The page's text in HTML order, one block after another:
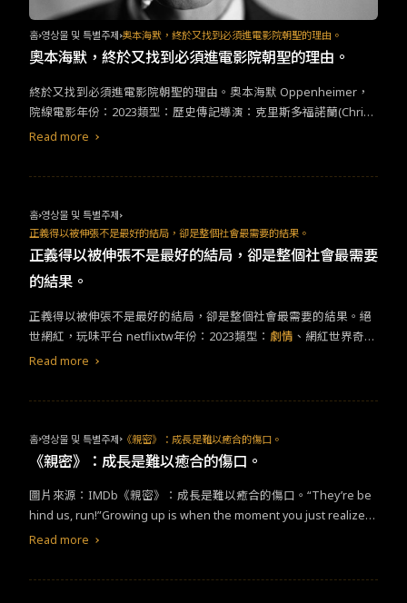
沒有什麼廢話，好幾句都讓人深思。配上雷光夏的音樂，整體氛圍
充滿了文學性。雖然不是那麼吊書袋，但台詞的文學感讓我想到最
近看的《喜歡你、愛上你、逃離你》。在美之中，蘊藏哲理。不
也表現了片中想呈現的偽裝壓抑吧，「故作無情，正是保護深情的
方法。」）喜歡片中一些影像語言。泡溫泉的父子，卸下偽裝，父
親再想如何編謊，也只能接受彼此赤裸的樣子。Newman和范保德
中本來就是有這麼多過客，相遇離開總難以捉摸。然而，飾演范保
德的黃仲崑表現得特別出色，情緒和內心感受的處理在有限的台詞
中，很內斂地說服了我。人總是為了自己的存在徬徨，究竟我們來
自己，在世界上延續未完的故事。那撇除血緣呢？最近很多令人難
過的新聞，那些決定讓自己消失的靈魂，留下的那些美沒有跟著消
失，那正是人活過的證據，也是一種力量吧。如同片中說的辣椒放
홈 영상물 및 특별주제 奧本海默，終於又找到必須進電影院朝聖的理由。
奧本海默，終於又找到必須進電影院朝聖的理由。
終於又找到必須進電影院朝聖的理由。奧本海默 Oppenheimer，
院線電影年份：2023類型：歷史傳記導演：克里斯多福諾蘭(Christ
opher Nolan)演員：席尼·墨菲（Cillian Murphy）艾蜜莉·布朗（Emi
環相扣，同時堆疊本片最令人期待的環節「三位一體核試驗」，先
不管你對歷史或是理論物理學認識多少，但聽故事的體驗絕對令你
耳目一新，《奧本海默》絕對是暑假必須進電影院朝聖的電影。我
不是最死忠的諾蘭粉，卻很喜歡諾蘭對觀眾必須進電影院的堅持，
如果說串流媒體與電影院，是一場無可避免且勢不兩立的戰爭，那
麽諾蘭必定是電影院派的大將，持續捍衛著絕佳的觀影體驗，並且
抱持著影像視覺是為故事服務的原則。每一次看諾蘭的電影都有很
唐姆·柯布的同情，以及開放式結局留下無限遐想，觀眾顯然已經成
為電影創作的一部分。&nbsp;回到《奧本海默》，這次除了令人為
之讚嘆的畫面、鏡頭切換的剪接手法，音樂與聲音的安排也為整部
影片服務得淋漓盡致，重複的節拍宛如頑固節奏，每次一出線都將
劇情 帶動情緒往前堆動了一些，每個畫面、每個演員表情的特寫，
盡是詩意，三條時間線的處理、襯托奧本海默的複雜性格，獨特的
Read more
홈 영상물 및 특별주제
正義得以被伸張不是最好的結局，卻是整個社會最需要的結果。
正義得以被伸張不是最好的結局，卻是整個社會最需要
的結果。
正義得以被伸張不是最好的結局，卻是整個社會最需要的結果。絕
世網紅，玩味平台 netflixtw年份：2023類型： 劇情 、網紅世界奇觀
賞味期：12集食材（故事大綱）：網紅徐雅莉起死復生直播，要揭
，但在《絕世網紅》的劇情 中，更深度去在既有的刻板印象中，去
描繪人性，雖然不敢說「徐雅莉」的人設究竟容不容於現實社會，
風味賞析：韓劇的套路似乎已經成為大家習以為常的味道，雖然不
能說是難以下嚥，到如果沒有變出新把戲、玩出新花樣，觀眾似乎
無法為被養壞的胃而買單，《絕世網紅》的每個場景都精準地圍繞
聞有不少朋友在第五集左右就開始棄劇。即便如此，從故事架構和
Read more
홈 영상물 및 특별주제 《親密》：成長是難以癒合的傷口。
《親密》：成長是難以癒合的傷口。
圖片來源：IMDb《親密》：成長是難以癒合的傷口。“They’re be
hind us, run!”Growing up is when the moment you just realized
that was the last time embracing each other, childhood had alrea
Read more